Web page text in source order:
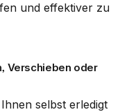
und effektiver zu
Verschieben oder
selbst erledigt